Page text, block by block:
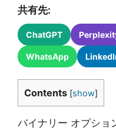
共有先:
ChatGPT
WhatsApp
Contents [show]
バイナリー オプショ